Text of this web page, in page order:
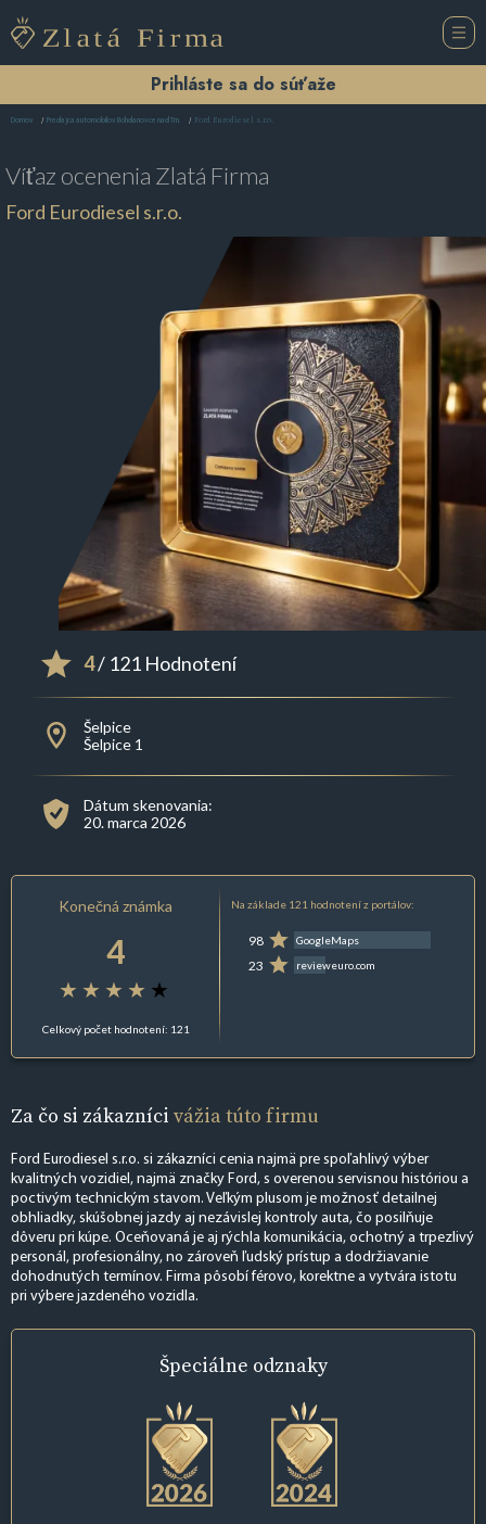
Prihláste sa do súťaže
Domov Predajca automobilov Bohdanovce nad Trn. Ford Eurodiesel s.r.o.
Víťaz ocenenia Zlatá Firma
Ford Eurodiesel s.r.o.
4/ 121 Hodnotení
Šelpice
Šelpice 1
Dátum skenovania:
20. marca 2026
Konečná známka
4
Celkový počet hodnotení: 121
Na základe 121 hodnotení z portálov:
98 GoogleMaps
23 revieweuro.com
Za čo si zákazníci vážia túto firmu
Ford Eurodiesel s.r.o. si zákazníci cenia najmä pre spoľahlivý výber
kvalitných vozidiel, najmä značky Ford, s overenou servisnou históriou a
poctivým technickým stavom. Veľkým plusom je možnosť detailnej
obhliadky, skúšobnej jazdy aj nezávislej kontroly auta, čo posilňuje
dôveru pri kúpe. Oceňovaná je aj rýchla komunikácia, ochotný a trpezlivý
personál, profesionálny, no zároveň ľudský prístup a dodržiavanie
dohodnutých termínov. Firma pôsobí férovo, korektne a vytvára istotu
pri výbere jazdeného vozidla.
Špeciálne odznaky